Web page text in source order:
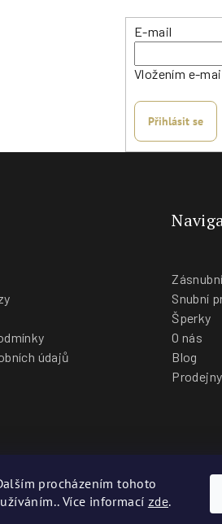
procházením tohoto
Více informací zde.
E-mail
Vložením e-
Přihlásit se
údajů
Snubní
Šperky
O nás
Blog
Prodejny